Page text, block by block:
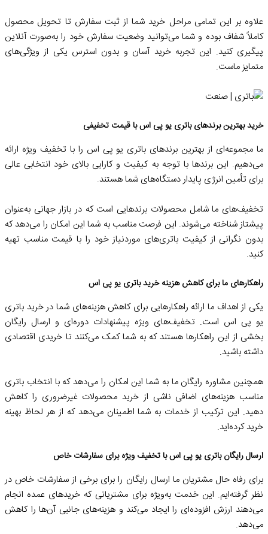
علاوه بر این تمامی مراحل خرید شما از ثبت سفارش تا تحویل محصول
کاملاً شفاف بوده و شما می‌توانید وضعیت سفارش خود را به‌صورت آنلاین
پیگیری کنید. این تجربه خرید آسان و بدون استرس یکی از ویژگی‌های
متمایز ماست.
خرید بهترین برندهای باتری یو پی اس با قیمت تخفیفی
ما مجموعه‌ای از بهترین برندهای باتری یو پی اس را با تخفیف ویژه ارائه
می‌دهیم. این برندها با توجه به کیفیت و کارایی بالای خود انتخابی عالی
برای تأمین انرژی پایدار دستگاه‌های شما هستند.
تخفیف‌های ما شامل محصولات برندهایی است که در بازار جهانی به‌عنوان
پیشتاز شناخته می‌شوند. این فرصت مناسب به شما این امکان را می‌دهد که
بدون نگرانی از کیفیت باتری‌های موردنیاز خود را با قیمت مناسب تهیه
کنید.
راهکارهای ما برای کاهش هزینه خرید باتری یو پی اس
یکی از اهداف ما ارائه راهکارهایی برای کاهش هزینه‌های شما در خرید باتری
یو پی اس است. تخفیف‌های ویژه پیشنهادات دوره‌ای و ارسال رایگان
بخشی از این راهکارها هستند که به شما کمک می‌کنند تا خریدی اقتصادی
داشته باشید.
همچنین مشاوره رایگان ما به شما این امکان را می‌دهد که با انتخاب باتری
مناسب هزینه‌های اضافی ناشی از خرید محصولات غیرضروری را کاهش
دهید. این ترکیب از خدمات به شما اطمینان می‌دهد که از هر لحاظ بهینه
خرید کرده‌اید.
ارسال رایگان باتری یو پی اس با تخفیف ویژه برای سفارشات خاص
برای رفاه حال مشتریان ما ارسال رایگان را برای برخی از سفارشات خاص در
نظر گرفته‌ایم. این خدمت به‌ویژه برای مشتریانی که خریدهای عمده انجام
می‌دهند ارزش افزوده‌ای را ایجاد می‌کند و هزینه‌های جانبی آن‌ها را کاهش
می‌دهد.